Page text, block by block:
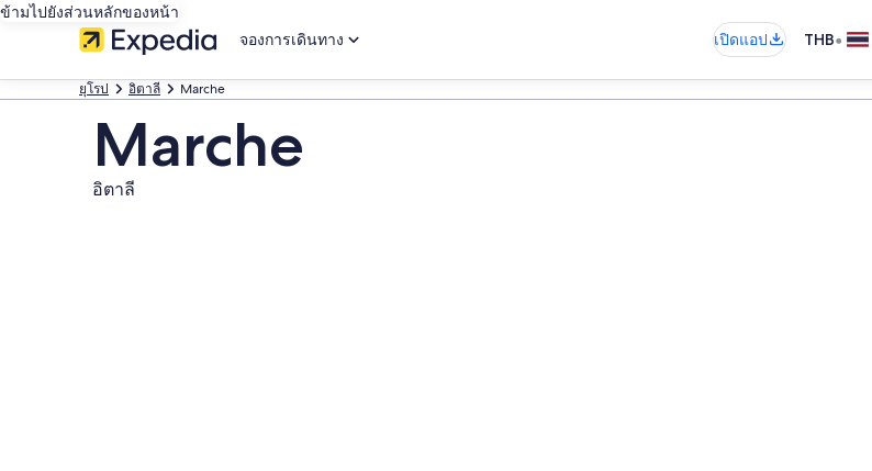
ข้ามไปยังส่วนหลักของหน้า
จองการเดินทาง
เปิดแอป THB•
ยุโรป อิตาลี Marche
Marche
อิตาลี